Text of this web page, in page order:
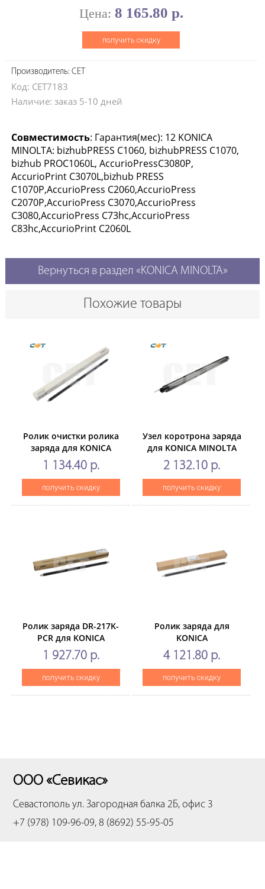
Цена: 8 165.80 р.
получить скидку
Производитель: CET
Код: CET7183
Наличие: заказ 5-10 дней
Совместимость: Гарантия(мес): 12 KONICA
MINOLTA: bizhubPRESS C1060, bizhubPRESS C1070,
bizhub PROC1060L, AccurioPressC3080P,
AccurioPrint C3070L,bizhub PRESS
C1070P,AccurioPress C2060,AccurioPress
C2070P,AccurioPress C3070,AccurioPress
C3080,AccurioPress C73hc,AccurioPress
C83hc,AccurioPrint C2060L
Вернуться в раздел «KONICA MINOLTA»
Похожие товары
Ролик очистки ролика
заряда для KONICA
MINOLTA
BizhubC258/C308/C368
(CET), CET7151
1 134.40 р.
получить скидку
Узел коротрона заряда
для KONICA MINOLTA
BizhubC220/C280/C360
(CET), 100000 стр.,
CET7053
2 132.10 р.
получить скидку
Ролик заряда DR-217K-
PCR для KONICA
MINOLTA
BizhubC257i/227i (CET),
102000 стр., CET251062
1 927.70 р.
получить скидку
Ролик заряда для
KONICA
MINOLTAC250i/C450i/C750i/
(CET), CET251053
4 121.80 р.
получить скидку
ООО «Севикас»
Севастополь ул. Загородная балка 2Б, офис 3
+7 (978) 109-96-09, 8 (8692) 55-95-05